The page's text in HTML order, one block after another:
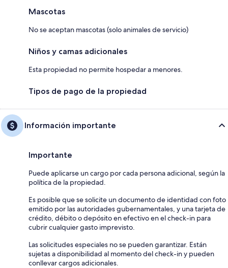
Mascotas
No se aceptan mascotas (solo animales de servicio)
Niños y camas adicionales
Esta propiedad no permite hospedar a menores.
Tipos de pago de la propiedad
Información importante
Importante
Puede aplicarse un cargo por cada persona adicional, según la
política de la propiedad.
Es posible que se solicite un documento de identidad con foto
emitido por las autoridades gubernamentales, y una tarjeta de
crédito, débito o depósito en efectivo en el check-in para
cubrir cualquier gasto imprevisto.
Las solicitudes especiales no se pueden garantizar. Están
sujetas a disponibilidad al momento del check-in y pueden
conllevar cargos adicionales.